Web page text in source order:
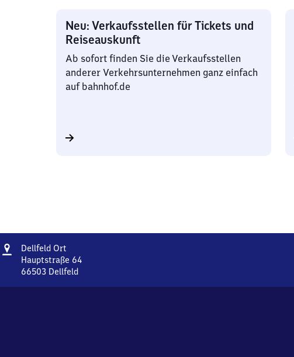
Neu: Verkaufsstellen für Tickets und
Reiseauskunft
Ab sofort finden Sie die Verkaufsstellen
anderer Verkehrsunternehmen ganz einfach
auf bahnhof.de
Adresse
Dellfeld Ort
Ort
Hauptstraße 64
66503 Dellfeld